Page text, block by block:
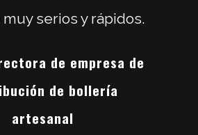
serios y rápidos.
de empresa de
de bollería
artesanal